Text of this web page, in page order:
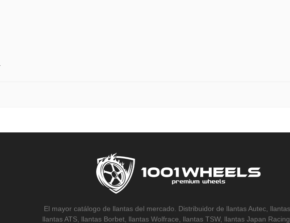
El mayor catálogo de llantas del mercado. Distribuidor de llantas Autec, llantas
llantas ATS, llantas Borbet, llantas Wolfrace, llantas TSW, llantas Japan